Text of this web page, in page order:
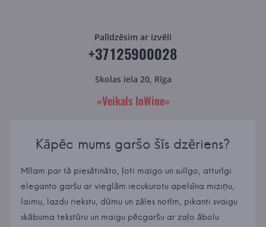
Palīdzēsim ar izvēli
+37125900028
Skolas iela 20, Rīga
«Veikals InWine»
Kāpēc mums garšo šīs dzēriens?
Mīlam par tā piesātināto, ļoti maigo un sulīgo, atturīgi
eleganto garšu ar vieglām iecukurotu apelsīna miziņu,
laimu, lazdu riekstu, dūmu un zāles notīm, pikanti svaigu
skābuma tekstūru un maigu pēcgaršu ar zaļo ābolu